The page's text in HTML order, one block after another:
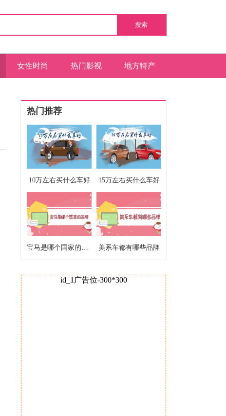
搜索
女性时尚 热门影视 地方特产
热门推荐
10万左右买什么车好 15万左右买什么车好
宝马是哪个国家的品牌 美系车都有哪些品牌
id_1广告位-300*300